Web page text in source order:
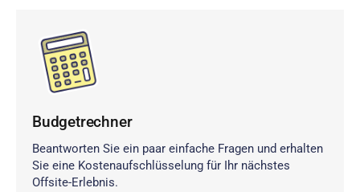
Budgetrechner
Beantworten Sie ein paar einfache Fragen und erhalten
Sie eine Kostenaufschlüsselung für Ihr nächstes
Offsite-Erlebnis.